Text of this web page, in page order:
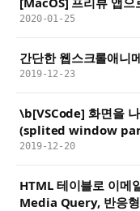
2020-01-25
간단한 웹스크롤애니
2019-12-23
\b[VSCode] 화면을
(splited window
2019-12-20
HTML 테이블로 이메
Media Query, 반응